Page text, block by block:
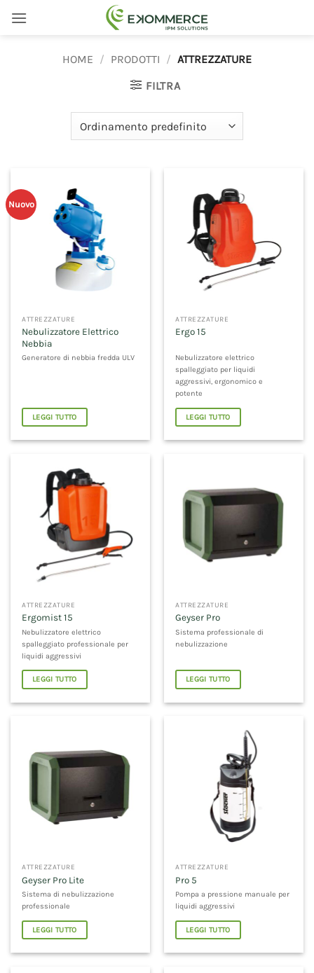
HOME / PRODOTTI / ATTREZZATURE
FILTRA
Nuovo
ATTREZZATURE
Nebulizzatore Elettrico
Nebbia
Generatore di nebbia fredda ULV
LEGGI TUTTO
ATTREZZATURE
Ergo 15
Nebulizzatore elettrico
spalleggiato per liquidi
aggressivi, ergonomico e
potente
LEGGI TUTTO
ATTREZZATURE
Ergomist 15
Nebulizzatore elettrico
spalleggiato professionale per
liquidi aggressivi
LEGGI TUTTO
ATTREZZATURE
Geyser Pro
Sistema professionale di
nebulizzazione
LEGGI TUTTO
ATTREZZATURE
Geyser Pro Lite
Sistema di nebulizzazione
professionale
LEGGI TUTTO
ATTREZZATURE
Pro 5
Pompa a pressione manuale per
liquidi aggressivi
LEGGI TUTTO